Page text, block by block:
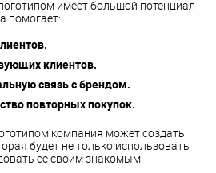
имеет большой потенциал
помогает:
клиентов.
связь с брендом.
повторных покупок.
компания может создать
будет не только использовать
её своим знакомым.